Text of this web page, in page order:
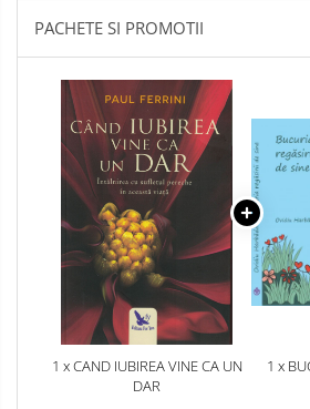
PACHETE SI PROMOTII
1 x CAND IUBIREA VINE CA UN
DAR
1 x